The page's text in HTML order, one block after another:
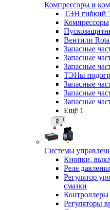
Компрессоры и
ТЭН гибкий
Компрессоры
Вентили
Запасные
Запасные
Запасные
ТЭНы
Запасные
Запасные
Запасные
Ещё 1
Системы
Кнопки,
Реле
Регулятор
смазки
Контроллеры
Регуляторы